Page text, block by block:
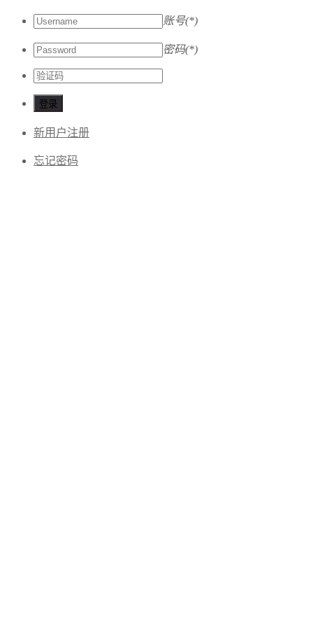
账号(*)
密码(*)
登录
新用户注册
忘记密码